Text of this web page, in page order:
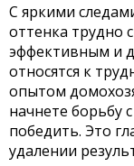
С яркими
оттенка трудно
эффективным и
относятся к
опытом
начнете борьбу
победить. Это
удалении